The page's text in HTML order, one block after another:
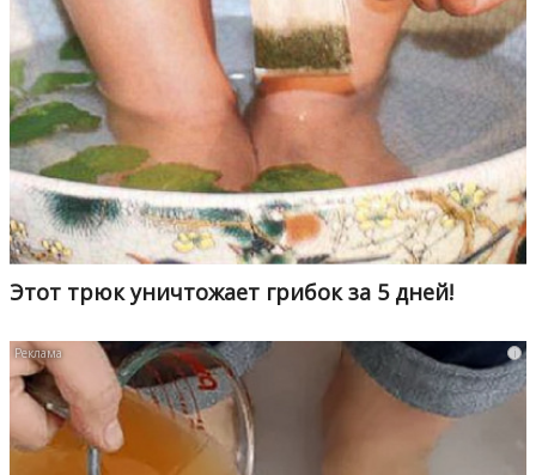
Этот трюк уничтожает грибок за 5 дней!
i